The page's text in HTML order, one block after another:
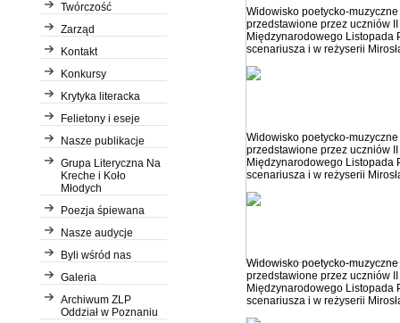
Twórczość
Zarząd
Kontakt
Konkursy
Krytyka literacka
Felietony i eseje
Nasze publikacje
Grupa Literyczna Na
Kreche i Koło
Młodych
Poezja śpiewana
Nasze audycje
Byli wśród nas
Galeria
Archiwum ZLP
Oddział w Poznaniu
Widowisko poetycko-
przedstawione przez uczniów
Międzynarodowego Listopada
scenariusza i w reżyserii
Widowisko poetycko-
przedstawione przez uczniów
Międzynarodowego Listopada
scenariusza i w reżyserii
Widowisko poetycko-
przedstawione przez uczniów
Międzynarodowego Listopada
scenariusza i w reżyserii